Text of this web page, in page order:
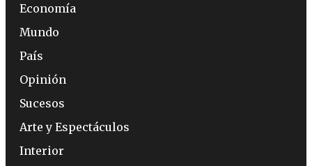
Economía
Mundo
País
Opinión
Sucesos
Arte y Espectáculos
Interior